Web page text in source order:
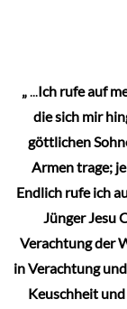
auf
der
Produktseite
gewählt
werden
„...Ich rufe auf
die sich mir
göttlichen
Armen trage;
Endlich rufe ich
Jünger Jesu
Verachtung der
in Verachtung
Keuschheit